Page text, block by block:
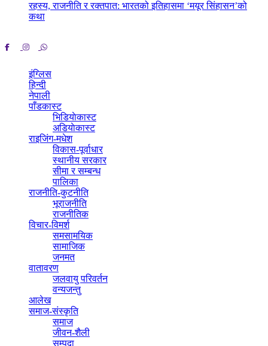
रहस्य, राजनीति र रक्तपात: भारतको इतिहासमा ‘मयूर सिंहासन’को
कथा
इंग्लिस
हिन्दी
नेपाली
पाँडकास्ट
भिडियाेकास्ट
अडियाेकास्ट
राइजिंग-मधेश
विकास-पूर्वाधार
स्थानीय सरकार
सीमा र सम्बन्ध
पालिका
राजनीति-कुटनीति
भूराजनीति
राजनीतिक
विचार-विमर्श
समसामयिक
सामाजिक
जनमत
वातावरण
जलवायु परिवर्तन
वन्यजन्तु
आलेख
समाज-संस्कृति
समाज
जीवन-शैली
सम्पदा